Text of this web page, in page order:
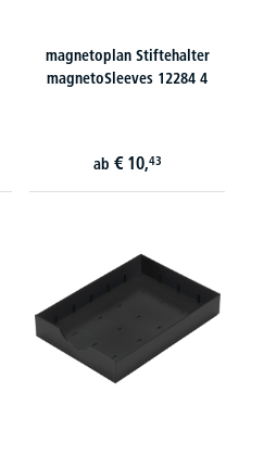
magnetoplan Stiftehalter
magnetoSleeves 12284 4
ab € 10,43